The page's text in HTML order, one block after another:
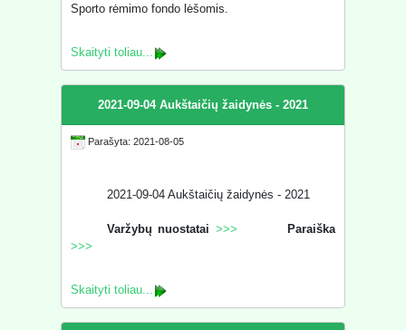
Sporto rėmimo fondo lėšomis.
Skaityti toliau...
2021-09-04 Aukštaičių žaidynės - 2021
Parašyta: 2021-08-05
2021-09-04 Aukštaičių žaidynės - 2021
Varžybų nuostatai >>>
Paraiška
>>>
Skaityti toliau...